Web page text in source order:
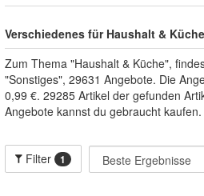
Verschiedenes für Haushalt &
Zum Thema "Haushalt & Küche",
"Sonstiges", 29631 Angebote. Die
0,99 €. 29285 Artikel der gefunden
Angebote kannst du gebraucht kaufen.
Filter 1